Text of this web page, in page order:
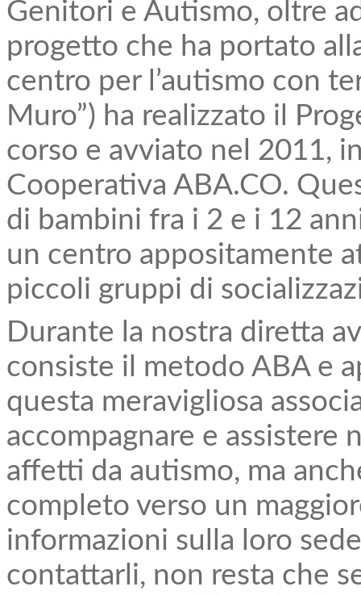
Genitori e Autismo, oltre
progetto che ha portato
centro per l’autismo con
Muro”) ha realizzato il
corso e avviato nel 2011,
Cooperativa ABA.CO.
di bambini fra i 2 e i 12
un centro appositamente
piccoli gruppi di
Durante la nostra diretta
consiste il metodo ABA e
questa meravigliosa
accompagnare e assistere
affetti da autismo, ma
completo verso un
informazioni sulla loro
contattarli, non resta che